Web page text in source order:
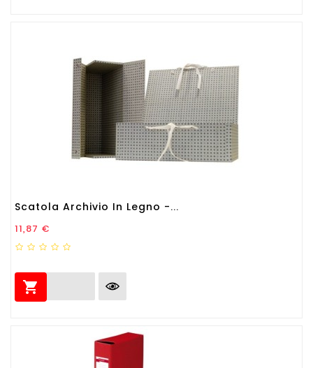
Scatola Archivio In Legno -...
Prezzo
11,87 €
